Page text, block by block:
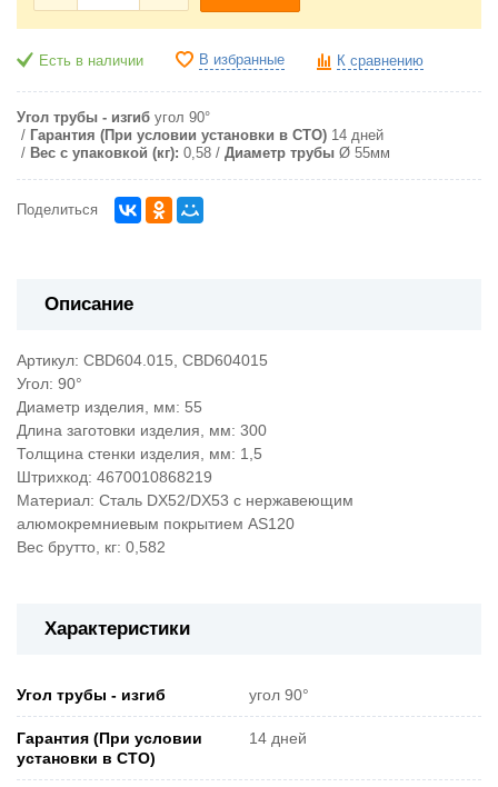
Есть в наличии В избранные К сравнению
Угол трубы - изгиб угол 90°
Гарантия (При условии установки в СТО) 14 дней
Вес с упаковкой (кг): 0,58 Диаметр трубы Ø 55мм
Поделиться
Описание
Артикул: CBD604.015, CBD604015
Угол: 90°
Диаметр изделия, мм: 55
Длина заготовки изделия, мм: 300
Толщина стенки изделия, мм: 1,5
Штрихкод: 4670010868219
Материал: Сталь DX52/DX53 с нержавеющим
алюмокремниевым покрытием AS120
Вес брутто, кг: 0,582
Характеристики
Угол трубы - изгиб угол 90°
Гарантия (При условии
установки в СТО)
14 дней